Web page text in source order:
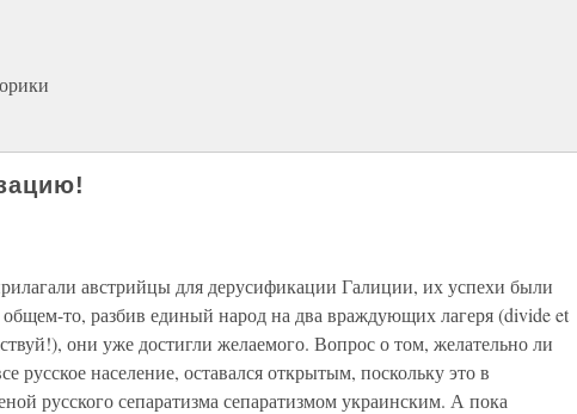
австрийцы для дерусификации Галиции, их успехи были
то, разбив единый народ на два враждующих лагеря (divide et
они уже достигли желаемого. Вопрос о том, желательно ли
русское население, оставался открытым, поскольку это в
русского сепаратизма сепаратизмом украинским. А пока